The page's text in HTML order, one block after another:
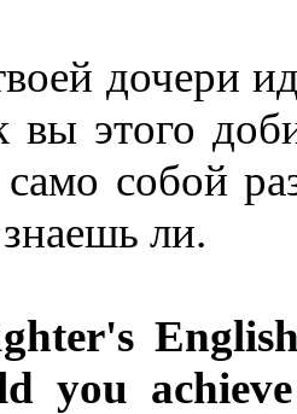
дочери
вы этого
собой
ли.
you